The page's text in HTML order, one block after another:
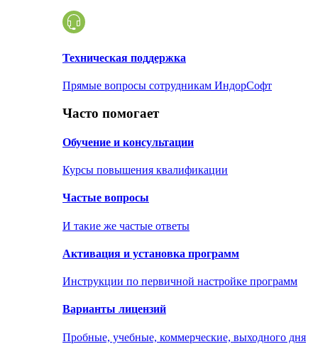
Техническая поддержка
Прямые вопросы сотрудникам ИндорСофт
Часто помогает
Обучение и консультации
Курсы повышения квалификации
Частые вопросы
И такие же частые ответы
Активация и установка программ
Инструкции по первичной настройке программ
Варианты лицензий
Пробные, учебные, коммерческие, выходного дня